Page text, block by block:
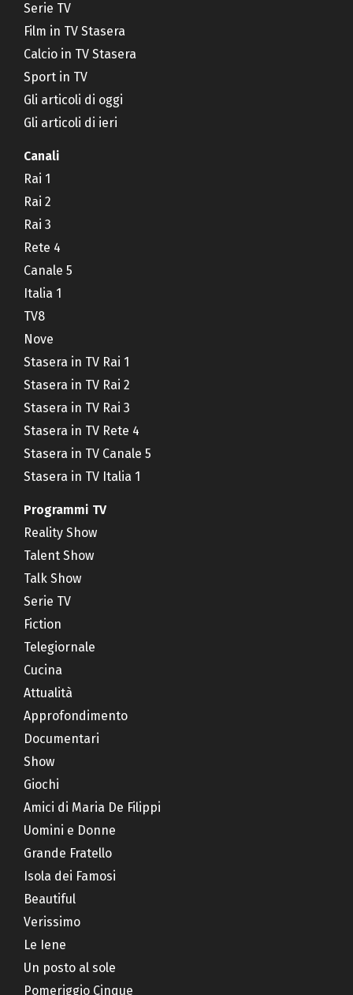
Serie TV
Film in TV Stasera
Calcio in TV Stasera
Sport in TV
Gli articoli di oggi
Gli articoli di ieri
Canali
Rai 1
Rai 2
Rai 3
Rete 4
Canale 5
Italia 1
TV8
Nove
Stasera in TV Rai 1
Stasera in TV Rai 2
Stasera in TV Rai 3
Stasera in TV Rete 4
Stasera in TV Canale 5
Stasera in TV Italia 1
Programmi TV
Reality Show
Talent Show
Talk Show
Serie TV
Fiction
Telegiornale
Cucina
Attualità
Approfondimento
Documentari
Show
Giochi
Amici di Maria De Filippi
Uomini e Donne
Grande Fratello
Isola dei Famosi
Beautiful
Verissimo
Le Iene
Un posto al sole
Pomeriggio Cinque